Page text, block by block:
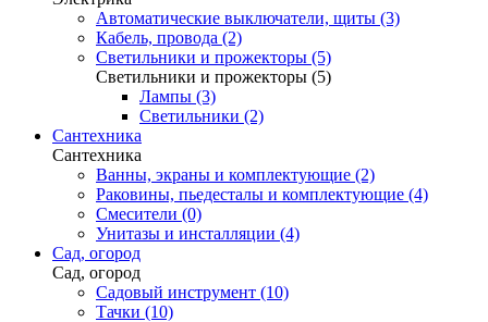
Автоматические выключатели, щиты (3)
Кабель, провода (2)
Светильники и прожекторы (5)
Светильники и прожекторы (5)
Лампы (3)
Светильники (2)
Сантехника
Сантехника
Ванны, экраны и комплектующие (2)
Раковины, пьедесталы и комплектующие (4)
Смесители (0)
Унитазы и инсталляции (4)
Сад, огород
Сад, огород
Садовый инструмент (10)
Тачки (10)